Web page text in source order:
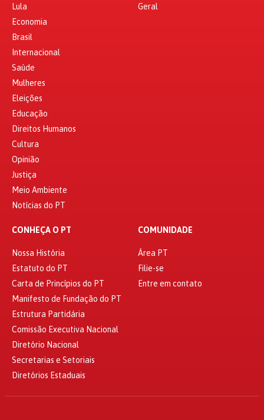
Lula
Economia
Brasil
Internacional
Saúde
Mulheres
Eleições
Educação
Direitos Humanos
Cultura
Opinião
Justiça
Meio Ambiente
Notícias do PT
Geral
CONHEÇA O PT
Nossa História
Estatuto do PT
Carta de Princípios do PT
Manifesto de Fundação do PT
Estrutura Partidária
Comissão Executiva Nacional
Diretório Nacional
Secretarias e Setoriais
Diretórios Estaduais
COMUNIDADE
Área PT
Filie-se
Entre em contato